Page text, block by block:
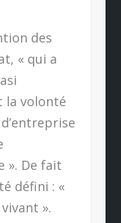
des
« qui a
la volonté
». De fait
défini : «
».